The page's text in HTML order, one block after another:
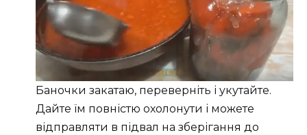
Баночки закатаю, переверніть і укутайте.
Дайте їм повністю охолонути і можете
відправляти в підвал на зберігання до